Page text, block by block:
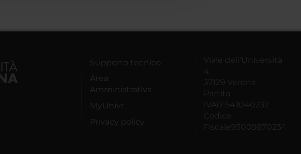
Supporto tecnico
Area
Amministrativa
MyUnivr
Privacy policy
Viale dell'Università
4
37129 Verona
Partita
IVA01541040232
Codice
Fiscale93009870234